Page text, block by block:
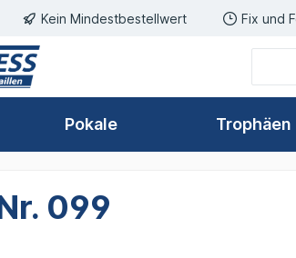
springen
Kein Mindestbestellwert Fix und
Pokale Trophäen
099